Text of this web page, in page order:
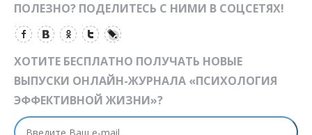
ПОЛЕЗНО? ПОДЕЛИТЕСЬ С НИМИ В СОЦСЕТЯХ!
ХОТИТЕ БЕСПЛАТНО ПОЛУЧАТЬ НОВЫЕ
ВЫПУСКИ ОНЛАЙН-ЖУРНАЛА «ПСИХОЛОГИЯ
ЭФФЕКТИВНОЙ ЖИЗНИ»?